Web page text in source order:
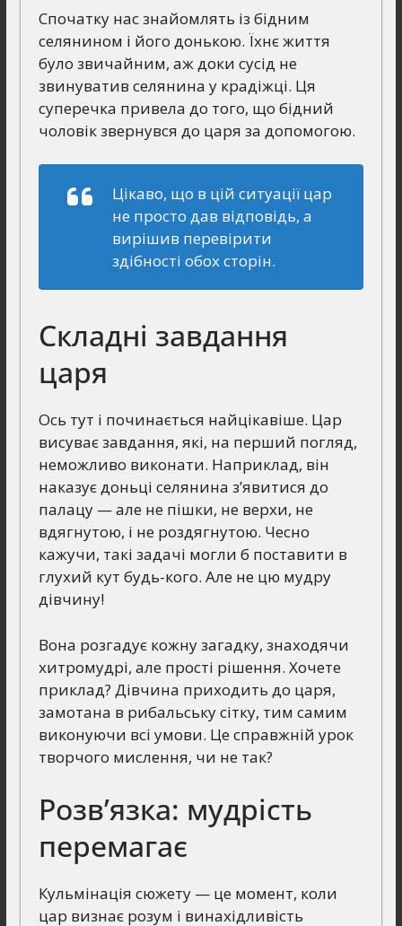
Спочатку нас знайомлять із бідним
селянином і його донькою. Їхнє життя
було звичайним, аж доки сусід не
звинуватив селянина у крадіжці. Ця
суперечка привела до того, що бідний
чоловік звернувся до царя за допомогою.
Цікаво, що в цій ситуації цар
не просто дав відповідь, а
вирішив перевірити
здібності обох сторін.
Складні завдання
царя
Ось тут і починається найцікавіше. Цар
висуває завдання, які, на перший погляд,
неможливо виконати. Наприклад, він
наказує доньці селянина з’явитися до
палацу — але не пішки, не верхи, не
вдягнутою, і не роздягнутою. Чесно
кажучи, такі задачі могли б поставити в
глухий кут будь-кого. Але не цю мудру
дівчину!
Вона розгадує кожну загадку, знаходячи
хитромудрі, але прості рішення. Хочете
приклад? Дівчина приходить до царя,
замотана в рибальську сітку, тим самим
виконуючи всі умови. Це справжній урок
творчого мислення, чи не так?
Розв’язка: мудрість
перемагає
Кульмінація сюжету — це момент, коли
цар визнає розум і винахідливість